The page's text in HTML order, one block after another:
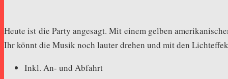
Heute ist die Party angesagt. Mit einem gelben
Ihr könnt die Musik noch lauter drehen und mit den
Inkl. An- und Abfahrt